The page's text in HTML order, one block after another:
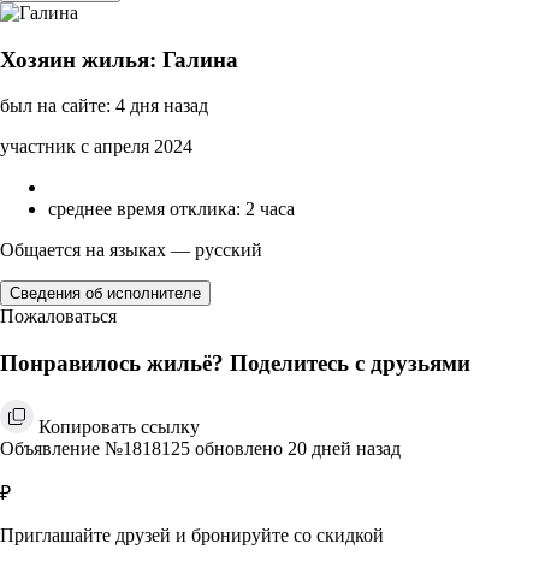
Хозяин жилья: Галина
был на сайте: 4 дня назад
участник с апреля 2024
среднее время отклика: 2 часа
Общается на языках — русский
Сведения об исполнителе
Пожаловаться
Понравилось жильё? Поделитесь с друзьями
Копировать ссылку
Объявление №1818125 обновлено 20 дней назад
₽
Приглашайте друзей и бронируйте со скидкой